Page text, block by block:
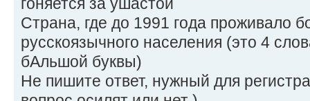
Страна, где до 1991 года проживало
русскоязычного населения (это 4
бАльшой буквы)
Не пишите ответ, нужный для